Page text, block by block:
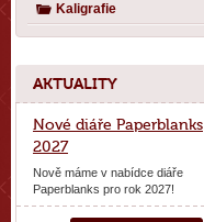
Kaligrafie
AKTUALITY
Nové diáře Paperblanks
2027
Nově máme v nabídce diáře
Paperblanks pro rok 2027!